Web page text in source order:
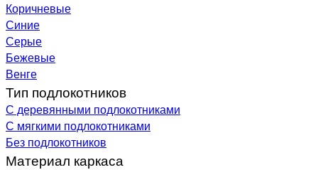
Коричневые
Синие
Серые
Бежевые
Венге
Тип подлокотников
С деревянными подлокотниками
С мягкими подлокотниками
Без подлокотников
Материал каркаса